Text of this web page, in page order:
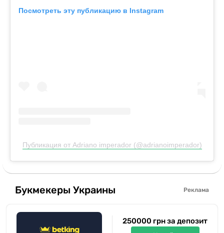
Посмотреть эту публикацию в Instagram
Публикация от Adriano imperador (@adrianoimperador)
Букмекеры Украины Реклама
250000 грн за депозит